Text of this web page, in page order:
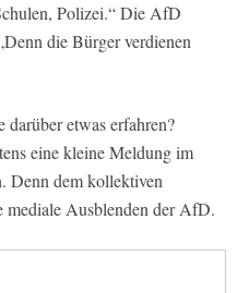
Polizei.“ Die AfD
die Bürger verdienen
darüber etwas erfahren?
eine kleine Meldung im
Denn dem kollektiven
mediale Ausblenden der AfD.